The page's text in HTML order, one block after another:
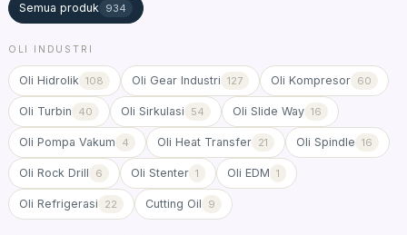
Semua produk 934
OLI INDUSTRI
Oli Hidrolik 108 Oli Gear Industri 127 Oli Kompresor 60
Oli Turbin 40 Oli Sirkulasi 54 Oli Slide Way 16
Oli Pompa Vakum 4 Oli Heat Transfer 21 Oli Spindle 16
Oli Rock Drill 6 Oli Stenter 1 Oli EDM 1
Oli Refrigerasi 22 Cutting Oil 9